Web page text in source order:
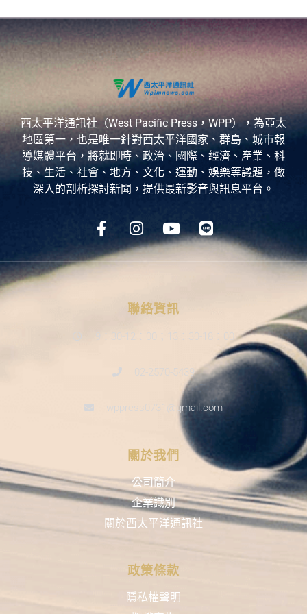
西太平洋通訊社（West Pacific Press，WPP），為亞太
地區第一，也是唯一針對西太平洋國家、群島、城市報
導媒體平台，將就即時、政治、國際、經濟、產業、科
技、生活、社會、地方、文化、運動、娛樂等議題，做
深入的剖析探討新聞，提供最新影音與訊息平台。
聯絡資訊
9：30-12：00；13：30-18：00
02-2570-5439
wppress0731@gmail.com
關於我們
公司簡介
企業識別
關於西太平洋通訊社
政策條款
隱私權聲明